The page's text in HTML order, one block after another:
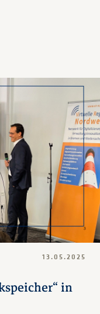
in
13.05.2025